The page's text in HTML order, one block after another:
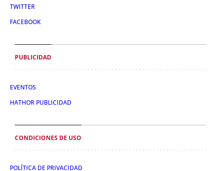
TWITTER
FACEBOOK
PUBLICIDAD
EVENTOS
HATHOR PUBLICIDAD
CONDICIONES DE USO
POLÍTICA DE PRIVACIDAD